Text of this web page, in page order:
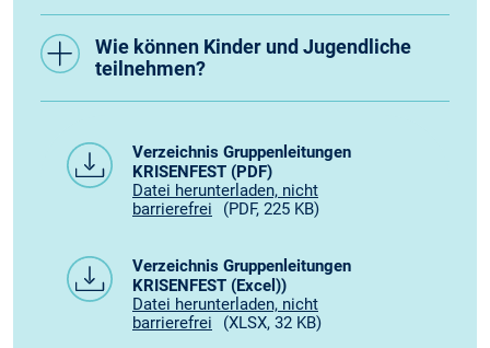
Wie können Kinder und Jugendliche
teilnehmen?
Verzeichnis Gruppenleitungen
KRISENFEST (PDF)
Datei herunterladen, nicht
barrierefrei
(PDF, 225 KB)
Verzeichnis Gruppenleitungen
KRISENFEST (Excel))
Datei herunterladen, nicht
barrierefrei
(XLSX, 32 KB)